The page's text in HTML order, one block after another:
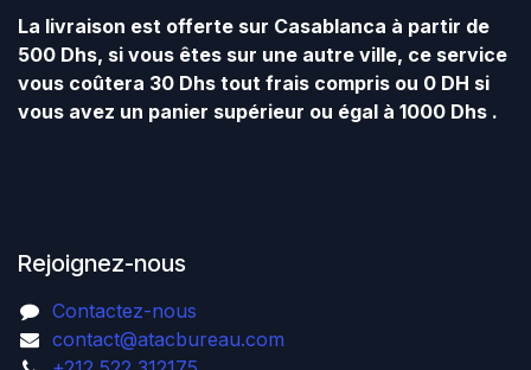
La livraison est offerte sur Casablanca à partir de
500 Dhs, si vous êtes sur une autre ville, ce service
vous coûtera 30 Dhs tout frais compris ou 0 DH si
vous avez un panier supérieur ou égal à 1000 Dhs .
Rejoignez-nous
Contactez-nous
contact@atacbureau.com